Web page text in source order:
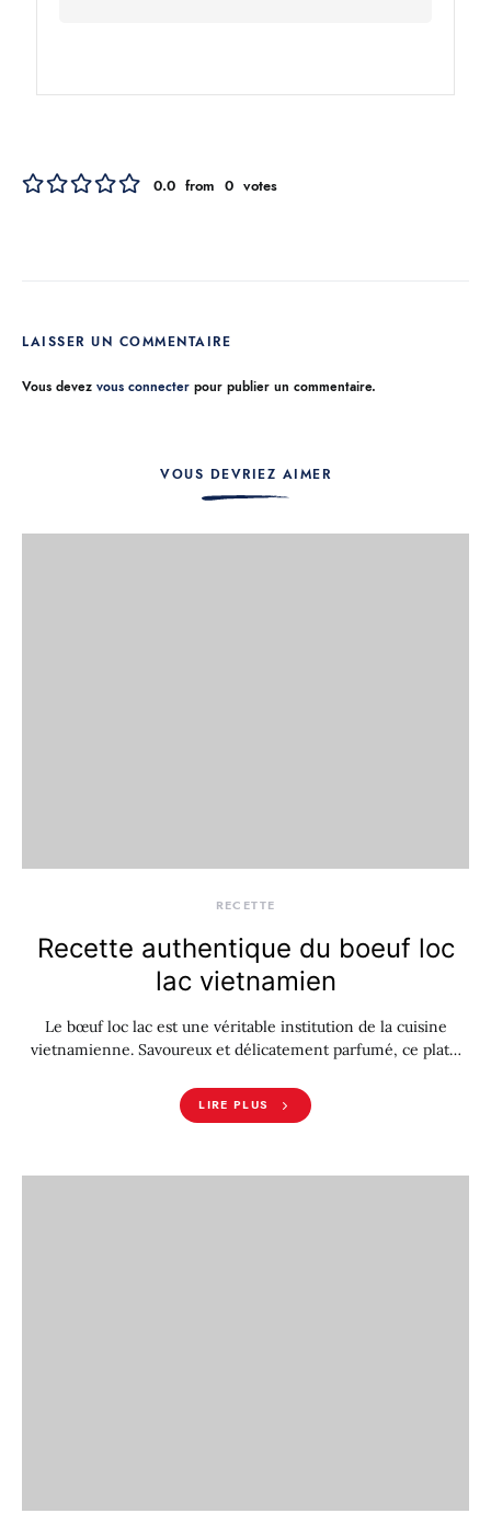
0.0 from 0 votes
LAISSER UN COMMENTAIRE
Vous devez vous connecter pour publier un commentaire.
VOUS DEVRIEZ AIMER
RECETTE
Recette authentique du boeuf loc
lac vietnamien
Le bœuf loc lac est une véritable institution de la cuisine
vietnamienne. Savoureux et délicatement parfumé, ce plat…
LIRE PLUS